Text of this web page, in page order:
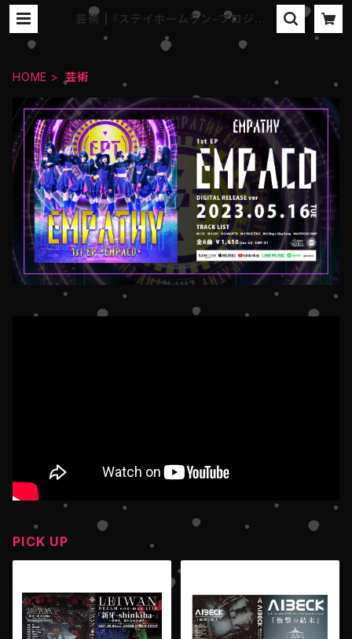
芸術 | 『ステイホームラン-プロジェク
HOME 芸術
PICK UP